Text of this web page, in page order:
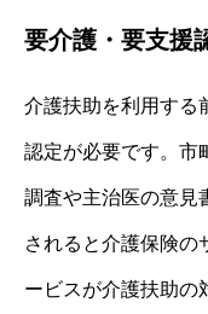
要介護・要支援
介護扶助を利用する
認定が必要です。市
調査や主治医の意見
されると介護保険の
ービスが介護扶助の